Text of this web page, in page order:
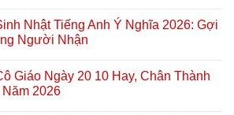
Nhật Tiếng Anh Ý Nghĩa 2026: Gợi
Người Nhận
Giáo Ngày 20 10 Hay, Chân Thành
2026